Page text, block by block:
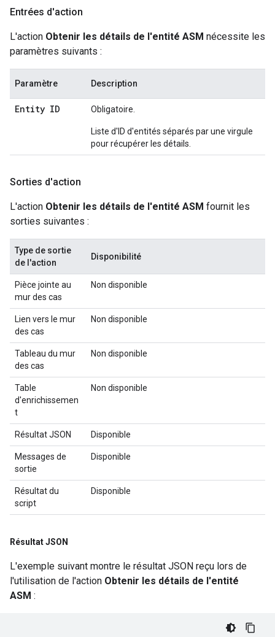
Entrées d'action
L'action Obtenir les détails de l'entité ASM nécessite les
paramètres suivants :
Paramètre Description
Entity ID Obligatoire.
Liste d'ID d'entités séparés par une virgule
pour récupérer les détails.
Sorties d'action
L'action Obtenir les détails de l'entité ASM fournit les
sorties suivantes :
Type de sortie
de l'action
Disponibilité
Pièce jointe au
mur des cas
Non disponible
Lien vers le mur
des cas
Non disponible
Tableau du mur
des cas
Non disponible
Table
d'enrichissemen
t
Non disponible
Résultat JSON Disponible
Messages de
sortie
Disponible
Résultat du
script
Disponible
Résultat JSON
L'exemple suivant montre le résultat JSON reçu lors de
l'utilisation de l'action Obtenir les détails de l'entité
ASM :